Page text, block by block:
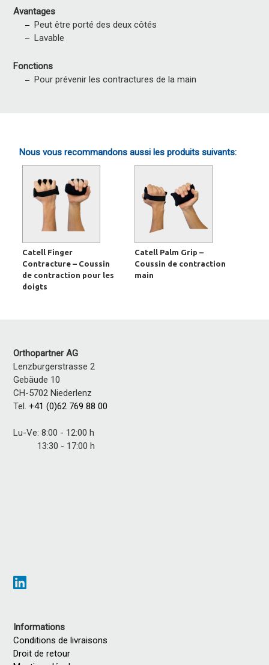
Avantages
Peut être porté des deux côtés
Lavable
Fonctions
Pour prévenir les contractures de la main
Nous vous recommandons aussi les produits suivants:
Catell Finger
Contracture – Coussin
de contraction pour les
doigts
Catell Palm Grip –
Coussin de contraction
main
Orthopartner AG
Lenzburgerstrasse 2
Gebäude 10
CH-5702 Niederlenz
Tel.+41 (0)62 769 88 00
Lu-Ve: 8:00 - 12:00 h
13:30 - 17:00 h
Informations
Conditions de livraisons
Droit de retour